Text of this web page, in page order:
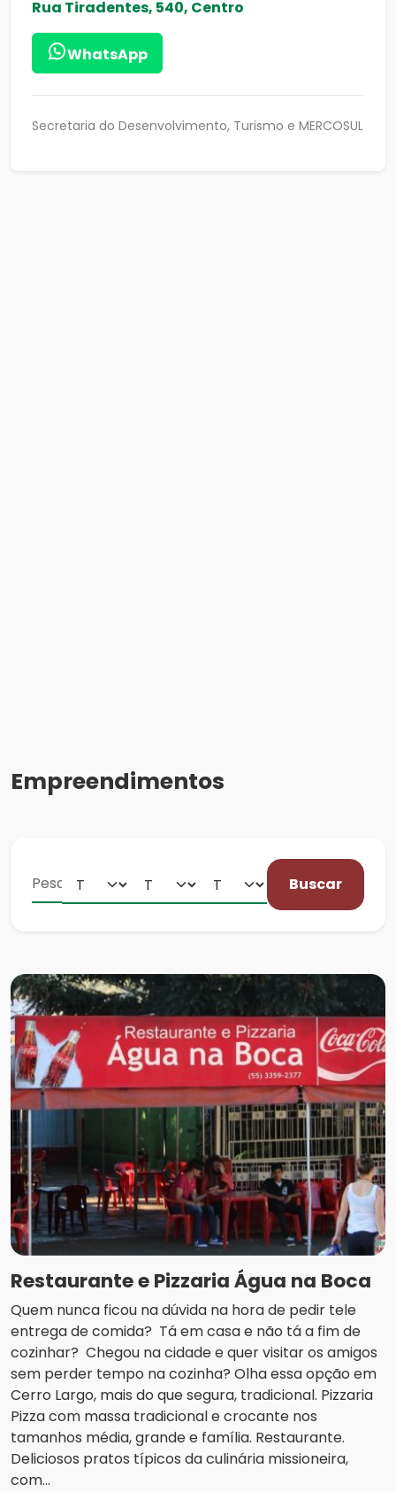
Rua Tiradentes, 540, Centro
WhatsApp
Secretaria do Desenvolvimento, Turismo e MERCOSUL
Empreendimentos
Buscar
Restaurante e Pizzaria Água na Boca
Quem nunca ficou na dúvida na hora de pedir tele
entrega de comida? Tá em casa e não tá a fim de
cozinhar? Chegou na cidade e quer visitar os amigos
sem perder tempo na cozinha? Olha essa opção em
Cerro Largo, mais do que segura, tradicional. Pizzaria
Pizza com massa tradicional e crocante nos
tamanhos média, grande e família. Restaurante.
Deliciosos pratos típicos da culinária missioneira,
com...